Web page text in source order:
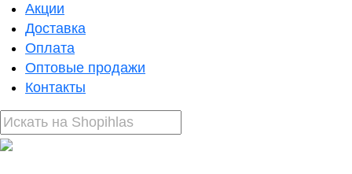
Акции
Доставка
Оплата
Оптовые продажи
Контакты